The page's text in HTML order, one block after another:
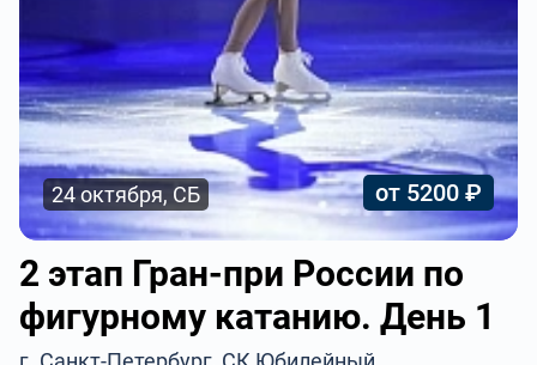
24 октября, СБ от 5200 ₽
2 этап Гран-при России по
фигурному катанию. День 1